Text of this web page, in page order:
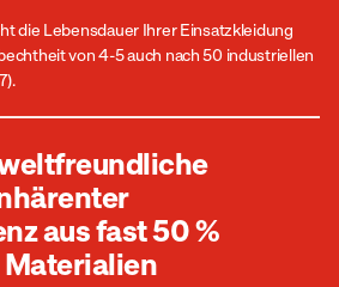
die Lebensdauer Ihrer Einsatzkleidung
von 4-5 auch nach 50 industriellen
aus fast 50 %